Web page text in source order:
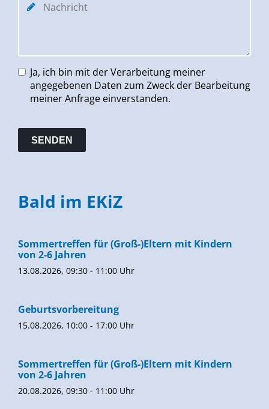
Ja, ich bin mit der Verarbeitung meiner
angegebenen Daten zum Zweck der Bearbeitung
meiner Anfrage einverstanden.
Bald im EKiZ
Sommertreffen für (Groß-)Eltern mit Kindern
von 2-6 Jahren
13.08.2026, 09:30 - 11:00 Uhr
Geburtsvorbereitung
15.08.2026, 10:00 - 17:00 Uhr
Sommertreffen für (Groß-)Eltern mit Kindern
von 2-6 Jahren
20.08.2026, 09:30 - 11:00 Uhr